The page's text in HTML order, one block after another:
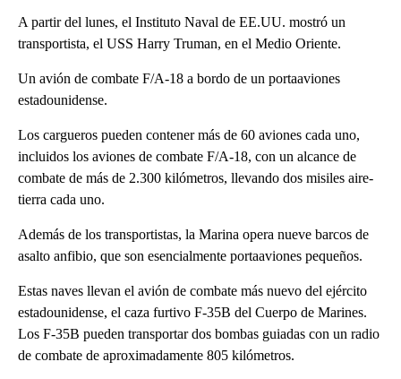
A partir del lunes, el Instituto Naval de EE.UU. mostró un
transportista, el USS Harry Truman, en el Medio Oriente.
Un avión de combate F/A-18 a bordo de un portaaviones
estadounidense.
Los cargueros pueden contener más de 60 aviones cada uno,
incluidos los aviones de combate F/A-18, con un alcance de
combate de más de 2.300 kilómetros, llevando dos misiles aire-
tierra cada uno.
Además de los transportistas, la Marina opera nueve barcos de
asalto anfibio, que son esencialmente portaaviones pequeños.
Estas naves llevan el avión de combate más nuevo del ejército
estadounidense, el caza furtivo F-35B del Cuerpo de Marines.
Los F-35B pueden transportar dos bombas guiadas con un radio
de combate de aproximadamente 805 kilómetros.